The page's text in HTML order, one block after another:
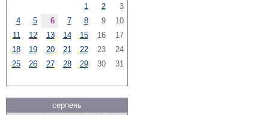
1
2
3
4
5 6 7 8 9
10
11
12 13 14 15 16
17
18
19 20 21 22 23
24
25
26 27 28 29 30 31
серпень